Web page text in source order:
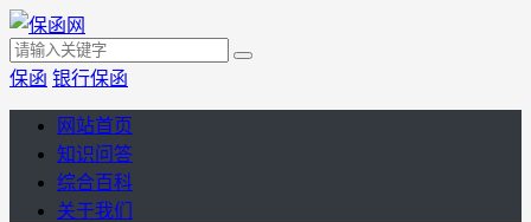
保函 银行保函
网站首页
知识问答
综合百科
关于我们